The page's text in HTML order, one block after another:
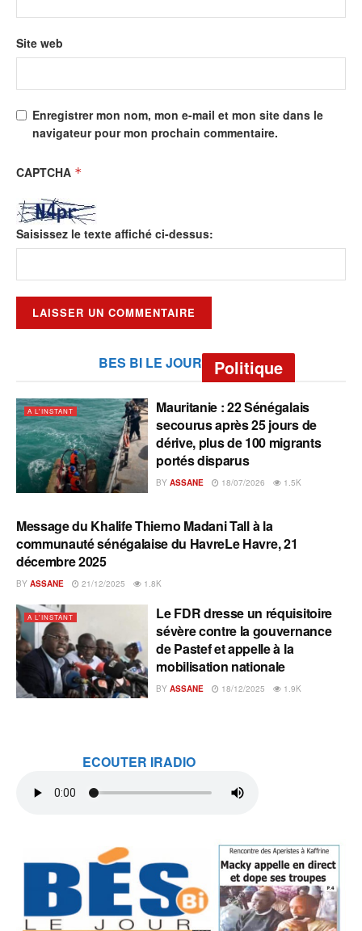
Site web
Enregistrer mon nom, mon e-mail et mon site dans le
navigateur pour mon prochain commentaire.
CAPTCHA *
Saisissez le texte affiché ci-dessus:
BES BI LE JOUR Politique
A L'INSTANT
Mauritanie : 22 Sénégalais
secourus après 25 jours de
dérive, plus de 100 migrants
portés disparus
BY ASSANE 18/07/2026 1.5K
A L'INSTANT
Message du Khalife Thierno Madani Tall à la
communauté sénégalaise du HavreLe Havre, 21
décembre 2025
BY ASSANE 21/12/2025 1.8K
A L'INSTANT
Le FDR dresse un réquisitoire
sévère contre la gouvernance
de Pastef et appelle à la
mobilisation nationale
BY ASSANE 18/12/2025 1.9K
ECOUTER IRADIO